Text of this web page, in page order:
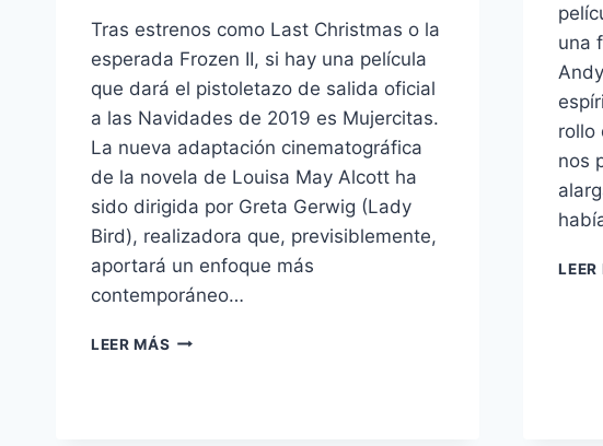
Tras estrenos como Last Christmas o la
esperada Frozen II, si hay una película
que dará el pistoletazo de salida oficial
a las Navidades de 2019 es Mujercitas.
La nueva adaptación cinematográfica
de la novela de Louisa May Alcott ha
sido dirigida por Greta Gerwig (Lady
Bird), realizadora que, previsiblemente,
aportará un enfoque más
contemporáneo…
LEER MÁS ‘MUJERCITAS’
una
rollo
nos
LEER